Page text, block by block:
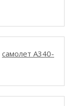
самолет A340-